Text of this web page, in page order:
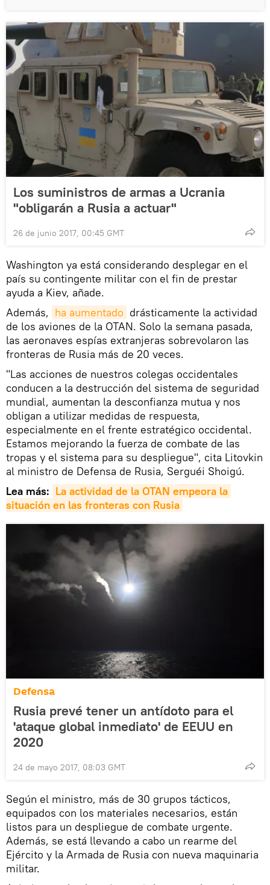
Los suministros de armas a Ucrania
"obligarán a Rusia a actuar"
26 de junio 2017, 00:45 GMT
Washington ya está considerando desplegar en el
país su contingente militar con el fin de prestar
ayuda a Kiev, añade.
Además, ha aumentado drásticamente la actividad
de los aviones de la OTAN. Solo la semana pasada,
las aeronaves espías extranjeras sobrevolaron las
fronteras de Rusia más de 20 veces.
"Las acciones de nuestros colegas occidentales
conducen a la destrucción del sistema de seguridad
mundial, aumentan la desconfianza mutua y nos
obligan a utilizar medidas de respuesta,
especialmente en el frente estratégico occidental.
Estamos mejorando la fuerza de combate de las
tropas y el sistema para su despliegue", cita Litovkin
al ministro de Defensa de Rusia, Serguéi Shoigú.
Lea más: La actividad de la OTAN empeora la
situación en las fronteras con Rusia
Defensa
Rusia prevé tener un antídoto para el
'ataque global inmediato' de EEUU en
2020
24 de mayo 2017, 08:03 GMT
Según el ministro, más de 30 grupos tácticos,
equipados con los materiales necesarios, están
listos para un despliegue de combate urgente.
Además, se está llevando a cabo un rearme del
Ejército y la Armada de Rusia con nueva maquinaria
militar.